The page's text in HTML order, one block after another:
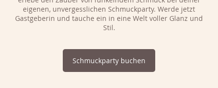
eigenen, unvergesslichen Schmuckparty. Werde jetzt
Gastgeberin und tauche ein in eine Welt voller Glanz und
Stil.
Schmuckparty buchen